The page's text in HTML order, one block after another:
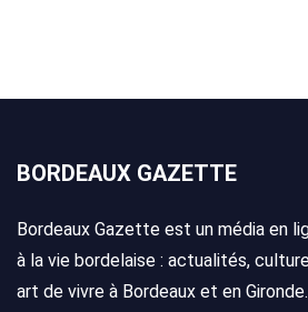
BORDEAUX GAZETTE
Bordeaux Gazette est un média en
à la vie bordelaise : actualités,
art de vivre à Bordeaux et en Gironde.